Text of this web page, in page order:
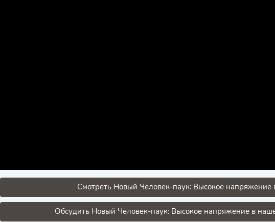
Смотреть Новый Человек-паук: Высокое напряжение
Обсудить Новый Человек-паук: Высокое напряжение в